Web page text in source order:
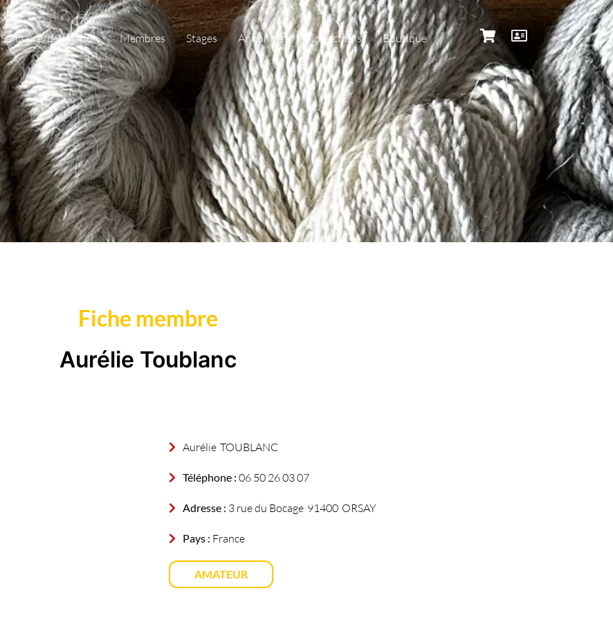
Sanitaire/Législation Membres Stages Annonces Nos actions Boutique
Fiche membre
Aurélie Toublanc
Aurélie TOUBLANC
Téléphone : 06 50 26 03 07
Adresse : 3 rue du Bocage 91400 ORSAY
Pays : France
AMATEUR